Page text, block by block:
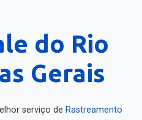
do Rio
Gerais
serviço de Rastreamento